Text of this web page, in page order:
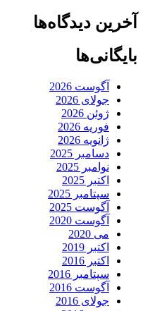
آخرین دیدگاه‌ها
بایگانی‌ها
آگوست 2026
جولای 2026
ژوئن 2026
فوریه 2026
ژانویه 2026
دسامبر 2025
نوامبر 2025
اکتبر 2025
سپتامبر 2025
آگوست 2025
آگوست 2020
می 2020
اکتبر 2019
اکتبر 2016
سپتامبر 2016
آگوست 2016
جولای 2016